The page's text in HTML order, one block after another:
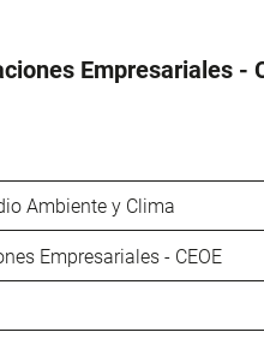
Empresariales -
Ambiente y Clima
Empresariales - CEOE